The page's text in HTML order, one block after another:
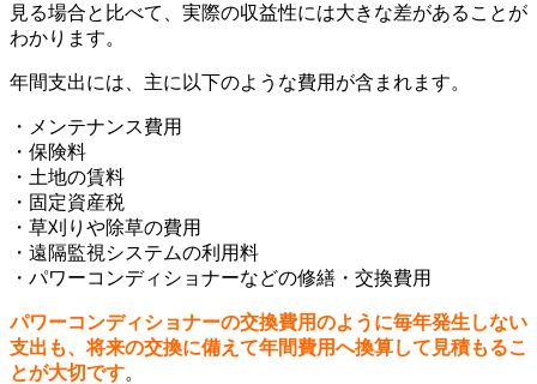
見る場合と比べて、実際の収益性には大きな差があることが
わかります。
年間支出には、主に以下のような費用が含まれます。
・メンテナンス費用
・保険料
・土地の賃料
・固定資産税
・草刈りや除草の費用
・遠隔監視システムの利用料
・パワーコンディショナーなどの修繕・交換費用
パワーコンディショナーの交換費用のように毎年発生しない
支出も、将来の交換に備えて年間費用へ換算して見積もるこ
とが大切です。